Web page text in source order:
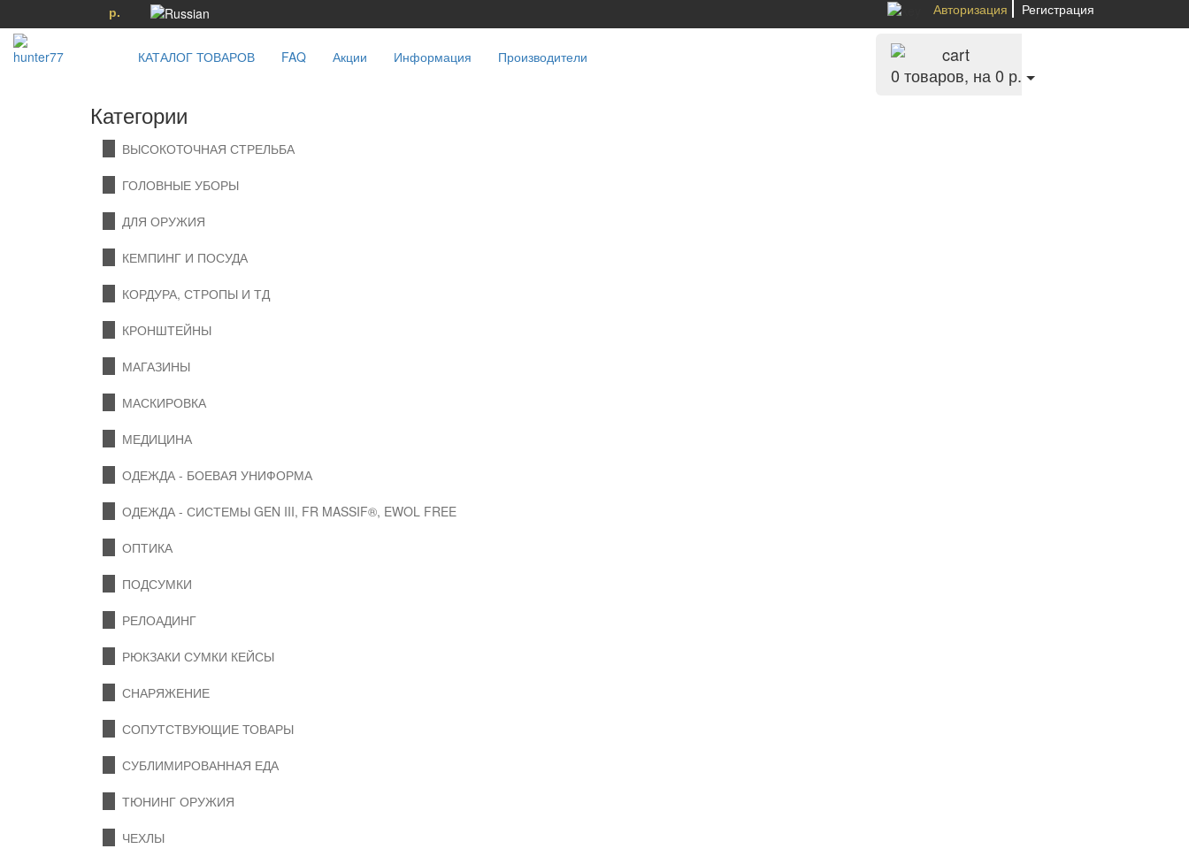
р. Авторизация Регистрация
КАТАЛОГ ТОВАРОВ FAQ Акции Информация Производители
0 товаров, на 0 р.
Категории
ВЫСОКОТОЧНАЯ СТРЕЛЬБА
ГОЛОВНЫЕ УБОРЫ
ДЛЯ ОРУЖИЯ
КЕМПИНГ И ПОСУДА
КОРДУРА, СТРОПЫ И ТД
КРОНШТЕЙНЫ
МАГАЗИНЫ
МАСКИРОВКА
МЕДИЦИНА
ОДЕЖДА - БОЕВАЯ УНИФОРМА
ОДЕЖДА - СИСТЕМЫ GEN III, FR MASSIF®, EWOL FREE
ОПТИКА
ПОДСУМКИ
РЕЛОАДИНГ
РЮКЗАКИ СУМКИ КЕЙСЫ
СНАРЯЖЕНИЕ
СОПУТСТВУЮЩИЕ ТОВАРЫ
СУБЛИМИРОВАННАЯ ЕДА
ТЮНИНГ ОРУЖИЯ
ЧЕХЛЫ